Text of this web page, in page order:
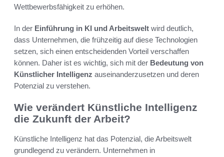
Wettbewerbsfähigkeit zu erhöhen.
In der Einführung in KI und Arbeitswelt wird deutlich,
dass Unternehmen, die frühzeitig auf diese Technologien
setzen, sich einen entscheidenden Vorteil verschaffen
können. Daher ist es wichtig, sich mit der Bedeutung von
Künstlicher Intelligenz auseinanderzusetzen und deren
Potenzial zu verstehen.
Wie verändert Künstliche Intelligenz
die Zukunft der Arbeit?
Künstliche Intelligenz hat das Potenzial, die Arbeitswelt
grundlegend zu verändern. Unternehmen in